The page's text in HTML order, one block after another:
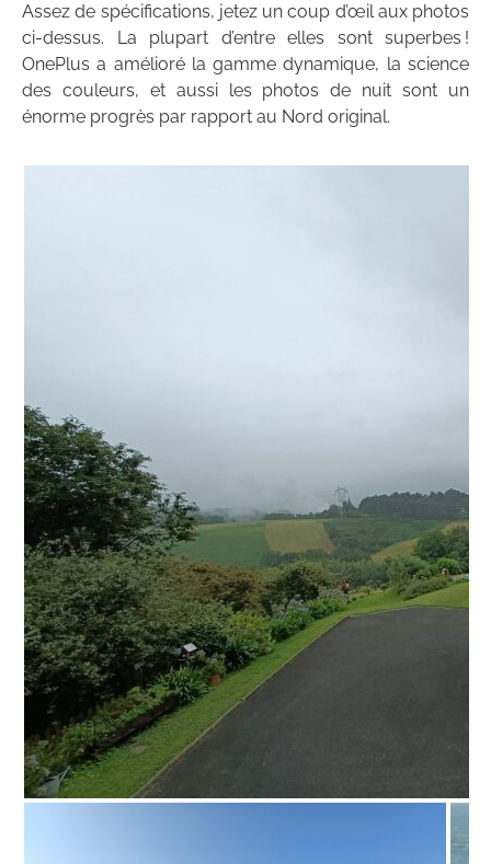
Assez de spécifications, jetez un coup d’œil aux photos
ci-dessus. La plupart d’entre elles sont superbes !
OnePlus a amélioré la gamme dynamique, la science
des couleurs, et aussi les photos de nuit sont un
énorme progrès par rapport au Nord original.